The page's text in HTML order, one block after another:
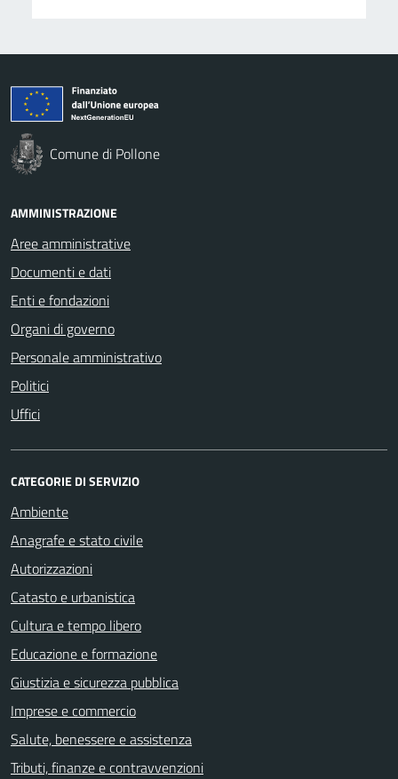
Comune di Pollone
AMMINISTRAZIONE
Aree amministrative
Documenti e dati
Enti e fondazioni
Organi di governo
Personale amministrativo
Politici
Uffici
CATEGORIE DI SERVIZIO
Ambiente
Anagrafe e stato civile
Autorizzazioni
Catasto e urbanistica
Cultura e tempo libero
Educazione e formazione
Giustizia e sicurezza pubblica
Imprese e commercio
Salute, benessere e assistenza
Tributi, finanze e contravvenzioni